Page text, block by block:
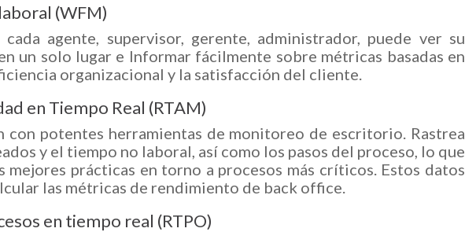
(WFM)
cada agente, supervisor, gerente, administrador, puede ver su
un solo lugar e Informar fácilmente sobre métricas basadas en
organizacional y la satisfacción del cliente.
en Tiempo Real (RTAM)
con potentes herramientas de monitoreo de escritorio. Rastrea
y el tiempo no laboral, así como los pasos del proceso, lo que
prácticas en torno a procesos más críticos. Estos datos
las métricas de rendimiento de back office.
en tiempo real (RTPO)